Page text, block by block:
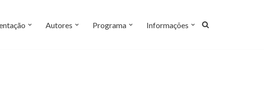
Autores Programa Informações